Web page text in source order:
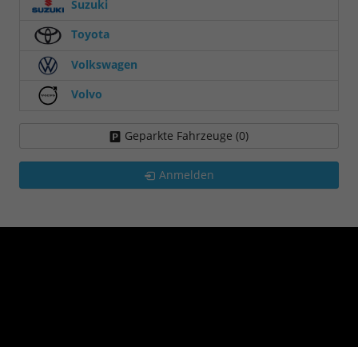
Suzuki
Toyota
Volkswagen
Volvo
Geparkte Fahrzeuge (0)
Anmelden